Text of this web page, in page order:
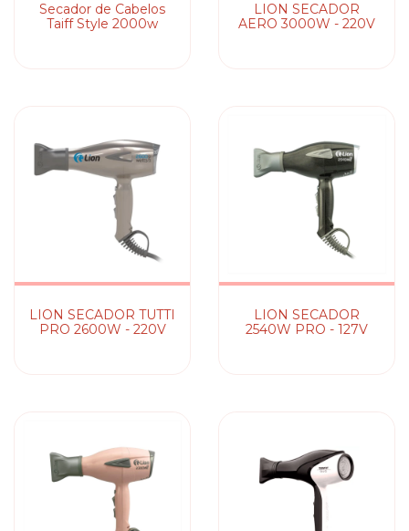
Secador de Cabelos
Taiff Style 2000w
LION SECADOR
AERO 3000W - 220V
LION SECADOR TUTTI
PRO 2600W - 220V
LION SECADOR
2540W PRO - 127V